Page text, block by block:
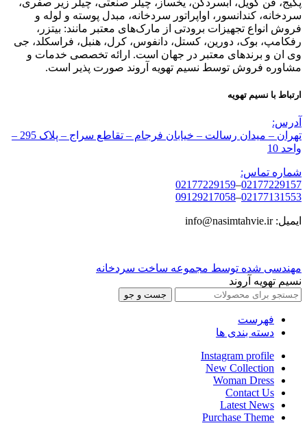
پکیج، فن کویل، آبسردکن، یخساز، چیلر صنعتی، چیلر زیر صفری،
سردخانه، کندانسور، اواپراتور سردخانه، مبدل پوسته و لوله و
فروش انواع تجهیزات برودتی از مارک‌های معتبر مانند: بیتزر،
رفکامپ، بوک، دورین، کستل، دانفوس، کرل، هنبل، فراسکلد، جی
وی ان و برندهای معتبر در جهان است. ارائه تخصصی خدمات و
مشاوره فروش توسط نسیم تهویه آروند صورت پذیر است.
ارتباط با نسیم تهویه
آدرس:
تهران – میدان رسالت – خیابان فرجام – تقاطع سراج – پلاک 295 –
واحد 10
شماره تماس:
02177229157
–
02177229159
02177131553
–
09129217058
ایمیل: info@nasimtahvie.ir
مهندسی شده توسط مجموعه ساخت سردخانه
نسیم تهویه آروند
جست و جو
فهرست
دسته بندی ها
Instagram profile
New Collection
Woman Dress
Contact Us
Latest News
Purchase Theme